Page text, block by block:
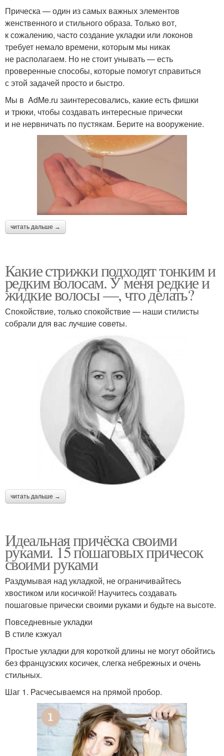
Прическа — один из самых важных элементов
женственного и стильного образа. Только вот,
к сожалению, часто создание укладки или локонов
требует немало времени, которым мы никак
не располагаем. Но не стоит унывать — есть
проверенные способы, которые помогут справиться
с этой задачей просто и быстро.
Мы в AdMe.ru заинтересовались, какие есть фишки
и трюки, чтобы создавать интересные прически
и не нервничать по пустякам. Берите на вооружение.
читать дальше →
Какие стрижки подходят тонким и
редким волосам. У меня редкие и
жидкие волосы —, что делать?
Спокойствие, только спокойствие — наши стилисты
собрали для вас лучшие советы.
читать дальше →
Идеальная причёска своими
руками. 15 пошаговых причесок
своими руками
Раздумывая над укладкой, не ограничивайтесь
хвостиком или косичкой! Научитесь создавать
пошаговые прически своими руками и будьте на высоте.
Повседневные укладки
В стиле кэжуал
Простые укладки для короткой длины не могут обойтись
без французских косичек, слегка небрежных и очень
стильных.
Шаг 1. Расчесываемся на прямой пробор.